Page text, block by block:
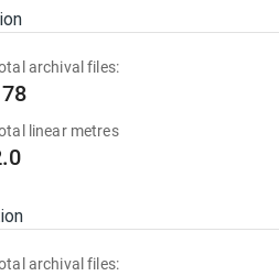
archival files:
linear metres
archival files: